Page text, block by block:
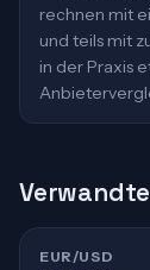
rechnen mit
und teils mit
in der Praxis
EUR/USD